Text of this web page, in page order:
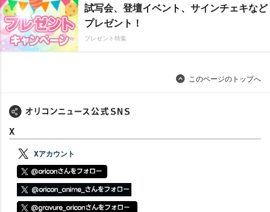
試写会、登壇イベント、サインチェキなど
プレゼント！
プレゼント特集
このページのトップへ
X
Xアカウント